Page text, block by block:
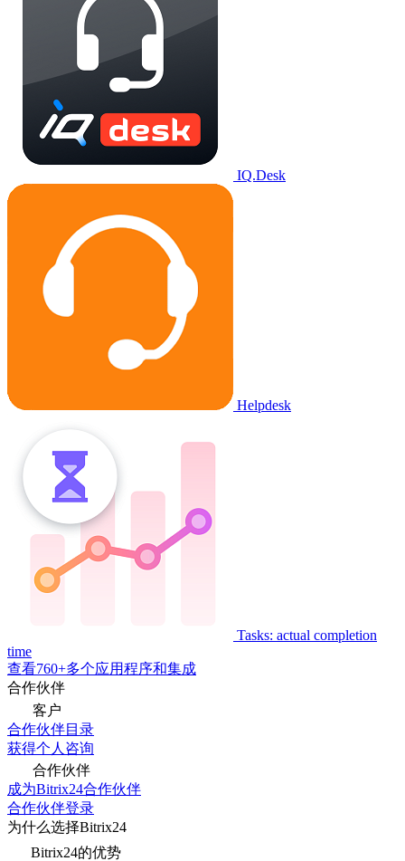
IQ.Desk
Helpdesk
Tasks: actual completion
time
查看760+多个应用程序和集成
合作伙伴
客户
合作伙伴目录
获得个人咨询
合作伙伴
成为Bitrix24合作伙伴
合作伙伴登录
为什么选择Bitrix24
Bitrix24的优势